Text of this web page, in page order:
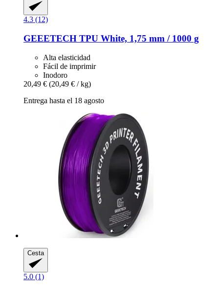
4.3 (12)
GEEETECH TPU White, 1,75 mm / 1000 g
Alta elasticidad
Fácil de imprimir
Inodoro
20,49 € (20,49 € / kg)
Entrega hasta el 18 agosto
Cesta
5.0 (1)